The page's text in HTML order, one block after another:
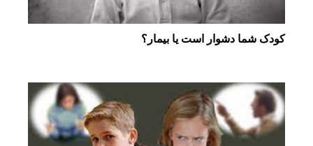
کودک شما دشوار است یا بیمار؟